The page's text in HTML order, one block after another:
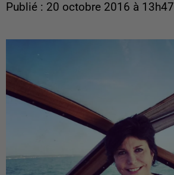
Publié : 20 octobre 2016 à 13h47